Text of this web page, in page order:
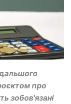
про
зобов'язані